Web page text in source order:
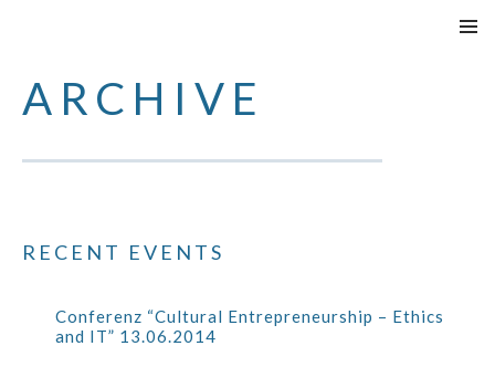
CONTENUTO
ARCHIVE
RECENT EVENTS
Conferenz “Cultural Entrepreneurship – Ethics
and IT” 13.06.2014